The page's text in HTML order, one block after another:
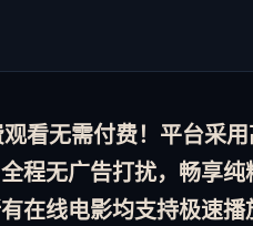
看无需付费！平台采用
程无广告打扰，畅享纯
在线电影均支持极速播